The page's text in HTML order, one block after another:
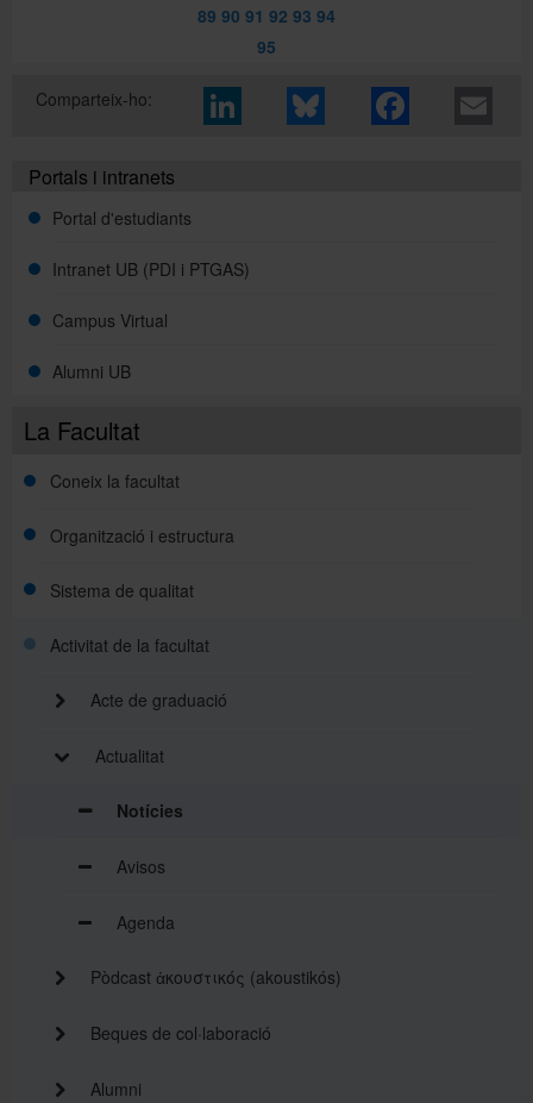
La Facultat
Coneix la facultat
Organització i estructura
Sistema de qualitat
Activitat de la facultat
Acte de graduació
Actualitat
Notícies
Avisos
Agenda
Pòdcast ἀκουστικός (akoustikós)
Beques de col·laboració
Alumni
89 90 91 92 93 94
95
Comparteix-ho:
Portals i intranets
Portal d'estudiants
Intranet UB (PDI i PTGAS)
Campus Virtual
Alumni UB